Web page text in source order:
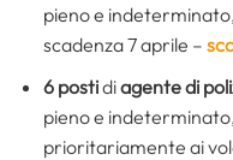
pieno e
scadenza 7 aprile –
6 postidiagente di
pieno e
prioritariamente ai